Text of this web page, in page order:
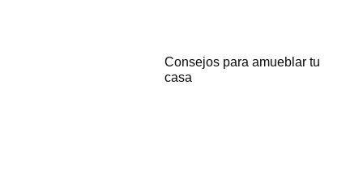
Consejos para amueblar tu
casa